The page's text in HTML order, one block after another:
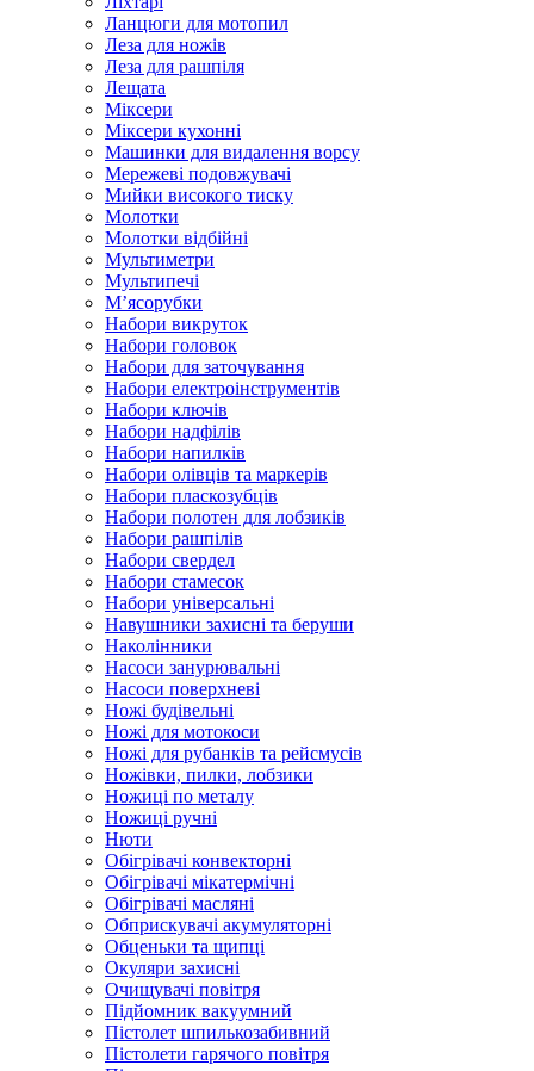
Ланцюги для мотопил
Леза для ножів
Леза для рашпіля
Лещата
Міксери
Міксери кухонні
Машинки для видалення ворсу
Мережеві подовжувачі
Мийки високого тиску
Молотки
Молотки відбійні
Мультиметри
Мультипечі
М’ясорубки
Набори викруток
Набори головок
Набори для заточування
Набори електроінструментів
Набори ключів
Набори надфілів
Набори напилків
Набори олівців та маркерів
Набори пласкозубців
Набори полотен для лобзиків
Набори рашпілів
Набори свердел
Набори стамесок
Набори універсальні
Навушники захисні та беруши
Наколінники
Насоси занурювальні
Насоси поверхневі
Ножі будівельні
Ножі для мотокоси
Ножі для рубанків та рейсмусів
Ножівки, пилки, лобзики
Ножиці по металу
Ножиці ручні
Нюти
Обігрівачі конвекторні
Обігрівачі мікатермічні
Обігрівачі масляні
Обприскувачі акумуляторні
Обценьки та щипці
Окуляри захисні
Очищувачі повітря
Підйомник вакуумний
Пістолет шпилькозабивний
Пістолети гарячого повітря